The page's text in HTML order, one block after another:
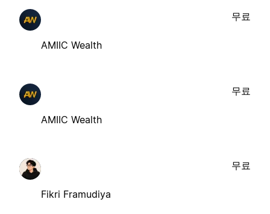
AMIIC Wealth
무료
AMIIC Wealth
무료
Fikri Framudiya
무료